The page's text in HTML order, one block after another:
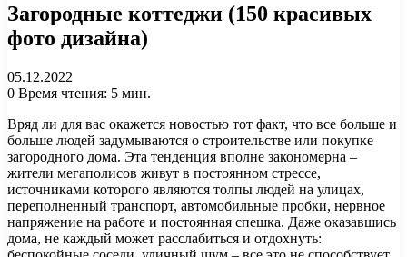
Загородные коттеджи (150 красивых
фото дизайна)
05.12.2022
0 Время чтения: 5 мин.
Вряд ли для вас окажется новостью тот факт, что все больше и
больше людей задумываются о строительстве или покупке
загородного дома. Эта тенденция вполне закономерна –
жители мегаполисов живут в постоянном стрессе,
источниками которого являются толпы людей на улицах,
переполненный транспорт, автомобильные пробки, нервное
напряжение на работе и постоянная спешка. Даже оказавшись
дома, не каждый может расслабиться и отдохнуть: